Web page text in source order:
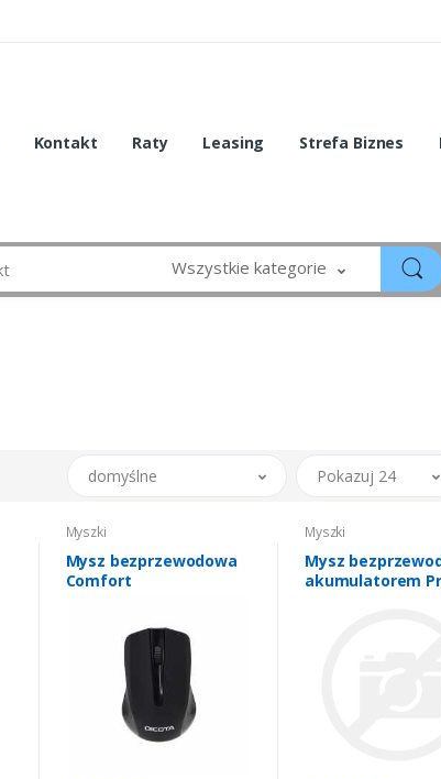
Kontakt Raty Leasing Strefa Biznes
Wszystkie kategorie
domyślne Pokazuj 24
Myszki
Mysz bezprzewodowa
Comfort
Myszki
Mysz
akumulatorem